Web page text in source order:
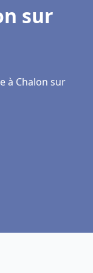
sur
à Chalon sur